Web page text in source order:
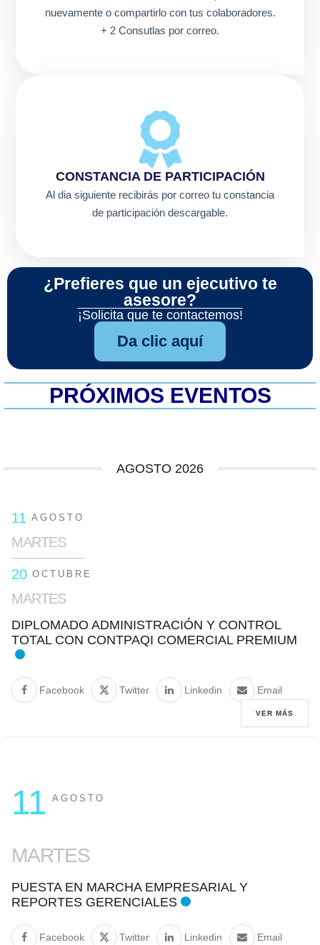
nuevamente o compartirlo con tus colaboradores.
+ 2 Consutlas por correo.
CONSTANCIA DE PARTICIPACIÓN
Al dia siguiente recibirás por correo tu constancia
de participación descargable.
¿Prefieres que un ejecutivo te
asesore?
¡Solicita que te contactemos!
Da clic aquí
PRÓXIMOS EVENTOS
AGOSTO 2026
11 AGOSTO
MARTES
20 OCTUBRE
MARTES
DIPLOMADO ADMINISTRACIÓN Y CONTROL
TOTAL CON CONTPAQI COMERCIAL PREMIUM
Facebook Twitter Linkedin Email
VER MÁS
11 AGOSTO
MARTES
PUESTA EN MARCHA EMPRESARIAL Y
REPORTES GERENCIALES
Facebook Twitter Linkedin Email